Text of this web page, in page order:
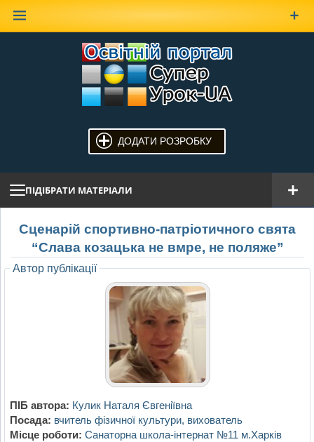
ДОДАТИ РОЗРОБКУ
ПІДІБРАТИ МАТЕРІАЛИ
Сценарій спортивно-патріотичного свята
“Слава козацька не вмре, не поляже”
Автор публікації
ПІБ автора: Кулик Наталя Євгеніївна
Посада: вчитель фізичної культури, вихователь
Місце роботи: Санаторна школа-інтернат №11 м.Харків